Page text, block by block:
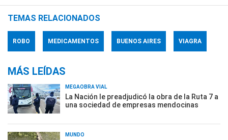
TEMAS RELACIONADOS
ROBO MEDICAMENTOS BUENOS AIRES VIAGRA
MÁS LEÍDAS
MEGAOBRA VIAL
La Nación le preadjudicó la obra de la Ruta 7 a
una sociedad de empresas mendocinas
MUNDO